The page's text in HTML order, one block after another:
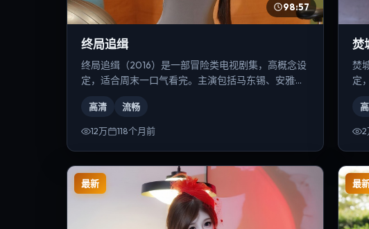
98:57
终局追缉
终局追缉（2016）是一部冒险类电视剧集，高概念设
定，适合周末一口气看完。主演包括马东锡、安雅·泰
高清 流畅
12万 118个月前
焚
焚
定
2
最新 最